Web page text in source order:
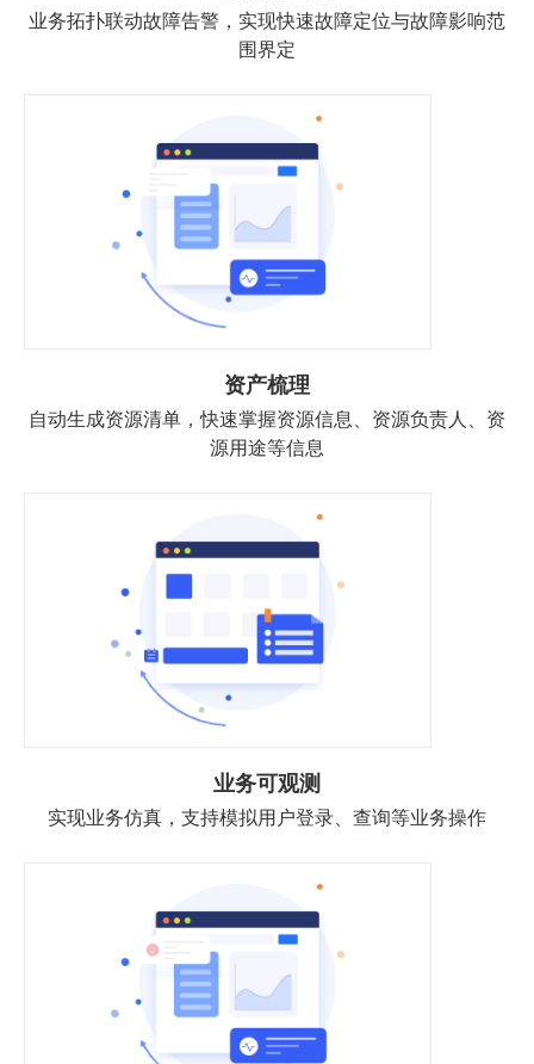
业务拓扑联动故障告警，实现快速故障定位与故障影响范
围界定
资产梳理
自动生成资源清单，快速掌握资源信息、资源负责人、资
源用途等信息
业务可观测
实现业务仿真，支持模拟用户登录、查询等业务操作